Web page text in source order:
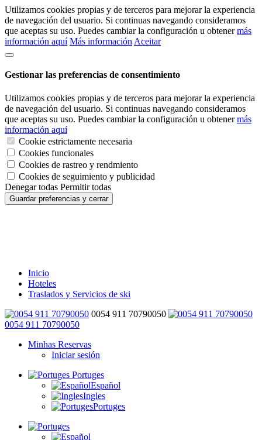
Utilizamos cookies propias y de terceros para mejorar la experiencia
de navegación del usuario. Si continuas navegando consideramos
que aceptas su uso. Puedes cambiar la configuración u obtenermás
información aquí Más información Aceitar
Gestionar las preferencias de consentimiento
Utilizamos cookies propias y de terceros para mejorar la experiencia
de navegación del usuario. Si continuas navegando consideramos
que aceptas su uso. Puedes cambiar la configuración u obtenermás
información aquí
Cookie estrictamente necesaria
Cookies funcionales
Cookies de rastreo y rendmiento
Cookies de seguimiento y publicidad
Denegar todas Permitir todas
Guardar preferencias y cerrar
Inicio
Hoteles
Traslados y Servicios de ski
0054 911 70790050
0054 911 70790050
Minhas Reservas
Iniciar sesión
Portuges
Español
Ingles
Portuges